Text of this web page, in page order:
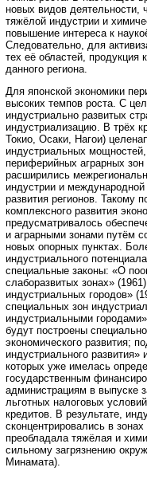
новых видов деятельности,
тяжёлой индустрии и
повышение интереса к
Следовательно, для
тех её областей, продукция
данного региона.
Для японской экономики
высоких темпов роста. С
индустриально развитых
индустриализацию. В трёх
Токио, Осаки, Нагои)
индустриальных
периферийных аграрных зон
расширились
индустрии и международной
развития регионов. Такому
комплексного развития
предусматривалось
и аграрными зонами путём
новых опорных пунктах.
индустриального
специальные законы: «О
слаборазвитых зонах»
индустриальных городов»
специальных зон
индустриальными
будут построены
экономического развития;
индустриального
которых уже имелась
государственным
администрациям в выпуске
льготных налоговых
кредитов. В результате,
сконцентрировались в
преобладала тяжёлая и
сильному загрязнению
Минамата).